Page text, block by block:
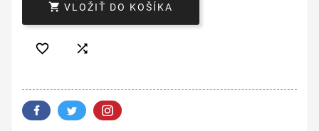
 VLOŽIŤ DO KOŠÍKA
 